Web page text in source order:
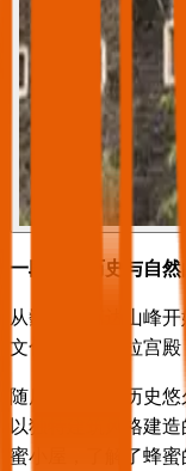
一段连接历史与自
从巍峨的苏达山峰
文化的阿布萨拉宫殿
随后，他前往历史
以独特建筑风格建
蜜小屋，了解了蜂